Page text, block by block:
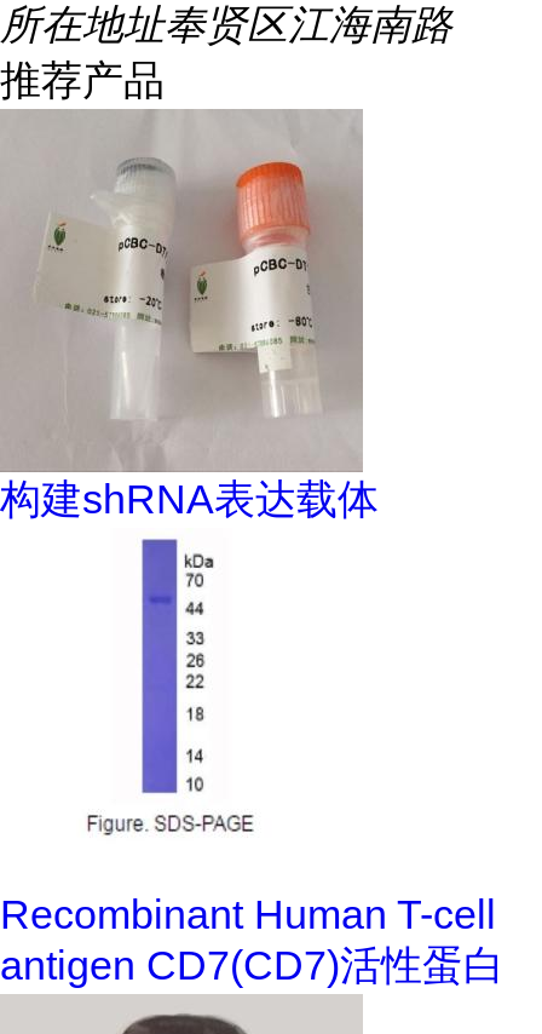
所在地址奉贤区江海南路
推荐产品
构建shRNA表达载体
Recombinant Human T-cell
antigen CD7(CD7)活性蛋白